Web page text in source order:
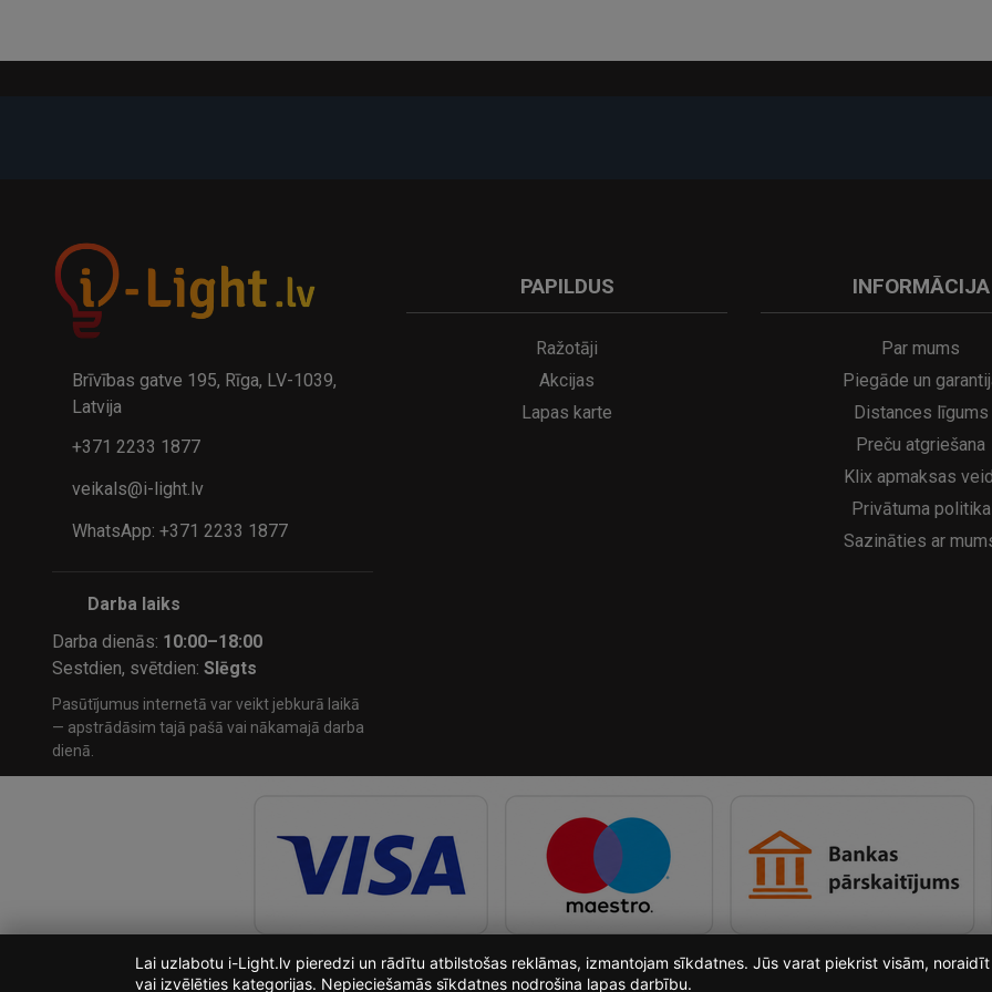
32.95€
A
kumulatora LED galda lampa SERINA Mini Ø80×200 mm..
29.95€ 21.95€
Brīvības gatve 195, Rīga, LV-1039,
Latvija
+371 2233 1877
veikals@i-light.lv
WhatsApp: +371 2233 1877
Darba laiks
Darba dienās: 10:00–18:00
Sestdien, svētdien:Slēgts
Pasūtījumus internetā var veikt jebkurā laikā
— apstrādāsim tajā pašā vai nākamajā darba
dienā.
PAPILDUS
Ražotāji
Akcijas
Lapas karte
INFORMĀCIJA
Par mums
Piegāde un
Distances līgums
Preču atgriešana
Klix apmaksas
Privātuma politika
Sazināties ar
Lai uzlabotu i-Light.lv pieredzi un rādītu atbilstošas reklāmas, izmantojam sīkdatnes. Jūs varat piekrist visām,
vai izvēlēties kategorijas. Nepieciešamās sīkdatnes nodrošina lapas darbību.